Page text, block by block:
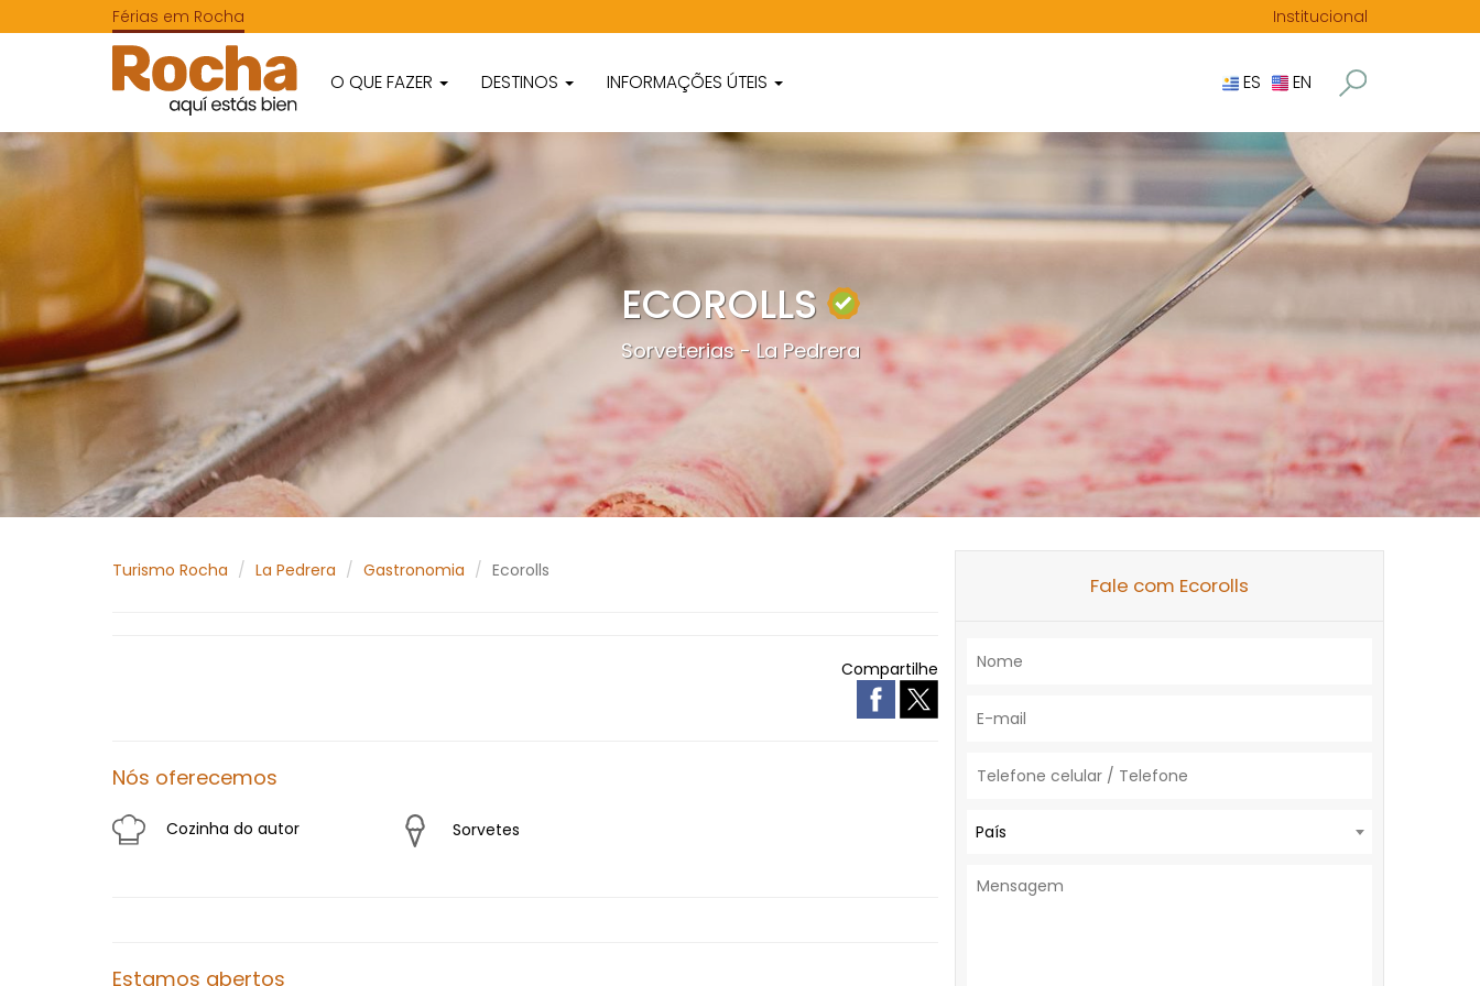
Férias em Rocha Institucional
O QUE FAZER DESTINOS INFORMAÇÕES ÚTEIS ES EN
ECOROLLS
Sorveterias - La Pedrera
Turismo Rocha La Pedrera Gastronomia Ecorolls
Compartilhe
Nós oferecemos
Cozinha do autor Sorvetes
Estamos abertos
Fale com Ecorolls
País